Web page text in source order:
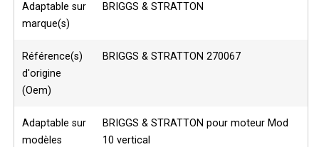
Adaptable sur
marque(s)
BRIGGS & STRATTON
Référence(s)
d'origine
(Oem)
BRIGGS & STRATTON 270067
Adaptable sur
modèles
BRIGGS & STRATTON pour moteur Mod
10 vertical